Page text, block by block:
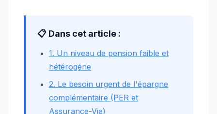
📋 Dans cet article :
1. Un niveau de pension faible et
hétérogène
2. Le besoin urgent de l'épargne
complémentaire (PER et
Assurance-Vie)